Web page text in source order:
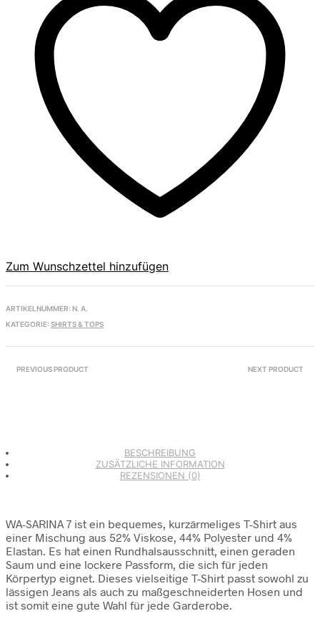
Zum Wunschzettel hinzufügen
ARTIKELNUMMER: N. A.
KATEGORIE: SHIRTS & TOPS
PREVIOUS PRODUCT NEXT PRODUCT
BESCHREIBUNG
ZUSÄTZLICHE INFORMATION
REZENSIONEN (0)
WA-SARINA 7 ist ein bequemes, kurzärmeliges T-Shirt aus
einer Mischung aus 52% Viskose, 44% Polyester und 4%
Elastan. Es hat einen Rundhalsausschnitt, einen geraden
Saum und eine lockere Passform, die sich für jeden
Körpertyp eignet. Dieses vielseitige T-Shirt passt sowohl zu
lässigen Jeans als auch zu maßgeschneiderten Hosen und
ist somit eine gute Wahl für jede Garderobe.